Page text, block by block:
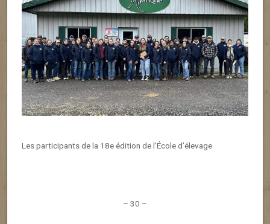
Les participants de la 18eédition de l’École d’élevage
– 30 –